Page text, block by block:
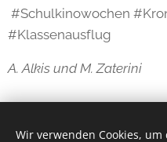
#Schulkinowochen
#Klassenausflug
A. Alkis und M. Zaterini
Wir verwenden Cookies,